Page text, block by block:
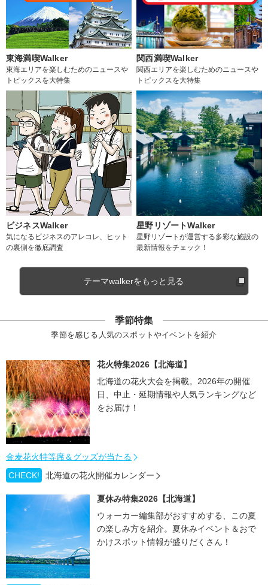
東海満喫Walker
東海エリアを楽しむためのニュースや
トピックスを大特集
関西満喫Walker
関西エリアを楽しむためのニュースや
トピックスを大特集
ビジネスWalker
気になるビジネスのアレコレ、ヒット
の裏側を徹底調査
星野リゾートWalker
星野リゾートが運営する多彩な施設の
最新情報をチェック！
テーマwalkerをもっと見る
季節特集
季節を感じる人気のスポットやイベントを紹介
花火特集2026【北海道】
北海道の花火大会を掲載。2026年の開催
日、中止・延期情報や人気ランキングなど
をお届け！
金麦花火特等席＆グッズが当たる
CHECK!
北海道の花火開催カレンダー
夏休み特集2026【北海道】
ウォーカー編集部がおすすめする、この夏
の楽しみ方を紹介。夏休みイベント＆おで
かけスポット情報が盛りだくさん！